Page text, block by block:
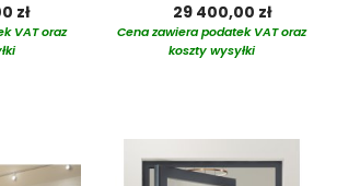
zł
VAT oraz
29 400,00 zł
Cena zawiera podatek VAT oraz
koszty wysyłki